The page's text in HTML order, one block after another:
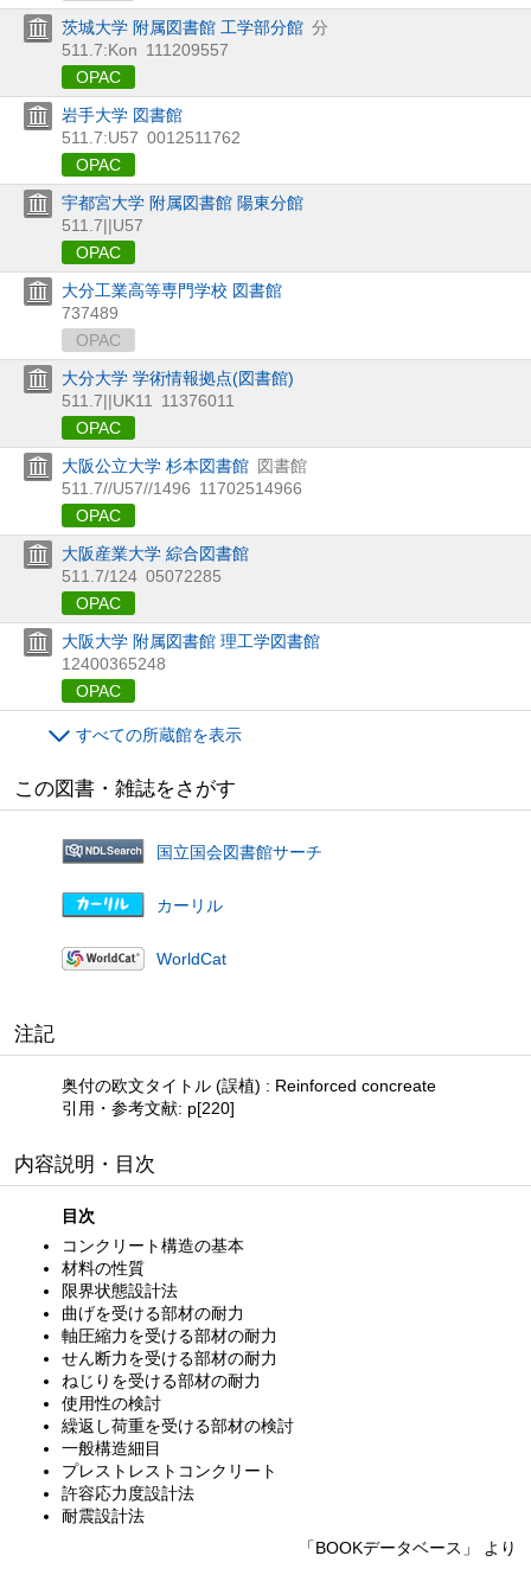
茨城大学 附属図書館 工学部分館 分
511.7:Kon 111209557
OPAC
岩手大学 図書館
511.7:U57 0012511762
OPAC
宇都宮大学 附属図書館 陽東分館
511.7||U57
OPAC
大分工業高等専門学校 図書館
737489
OPAC
大分大学 学術情報拠点(図書館)
511.7||UK11
11376011
OPAC
大阪公立大学 杉本図書館 図書館
511.7//U57//1496 11702514966
OPAC
大阪産業大学 綜合図書館
511.7/124 05072285
OPAC
大阪大学 附属図書館 理工学図書館
12400365248
OPAC
すべての所蔵館を表示
この図書・雑誌をさがす
国立国会図書館サーチ
カーリル
WorldCat
注記
奥付の欧文タイトル (誤植) : Reinforced concreate
引用・参考文献: p[220]
内容説明・目次
目次
コンクリート構造の基本
材料の性質
限界状態設計法
曲げを受ける部材の耐力
軸圧縮力を受ける部材の耐力
せん断力を受ける部材の耐力
ねじりを受ける部材の耐力
使用性の検討
繰返し荷重を受ける部材の検討
一般構造細目
プレストレストコンクリート
許容応力度設計法
耐震設計法
「BOOKデータベース」 より